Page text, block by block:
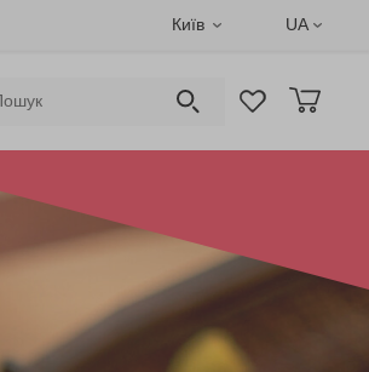
Київ UA